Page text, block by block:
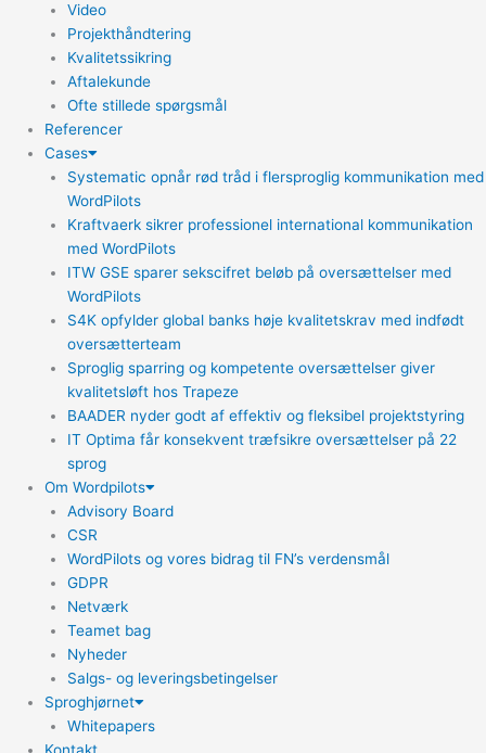
Video
Projekthåndtering
Kvalitetssikring
Aftalekunde
Ofte stillede spørgsmål
Referencer
Cases
Systematic opnår rød tråd i flersproglig kommunikation med
WordPilots
Kraftvaerk sikrer professionel international kommunikation
med WordPilots
ITW GSE sparer sekscifret beløb på oversættelser med
WordPilots
S4K opfylder global banks høje kvalitetskrav med indfødt
oversætterteam
Sproglig sparring og kompetente oversættelser giver
kvalitetsløft hos Trapeze
BAADER nyder godt af effektiv og fleksibel projektstyring
IT Optima får konsekvent træfsikre oversættelser på 22
sprog
Om Wordpilots
Advisory Board
CSR
WordPilots og vores bidrag til FN’s verdensmål
GDPR
Netværk
Teamet bag
Nyheder
Salgs- og leveringsbetingelser
Sproghjørnet
Whitepapers